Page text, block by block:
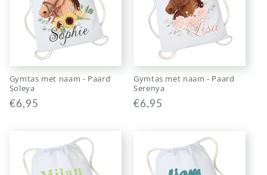
Gymtas met naam - Paard
Soleya
Normale
€6,95
Gymtas met naam - Paard
Serenya
Normale
€6,95